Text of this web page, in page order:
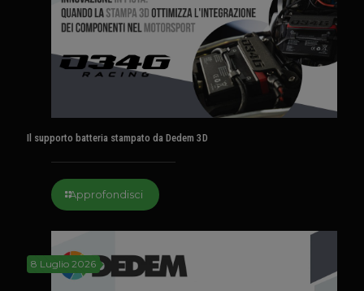
Il supporto batteria stampato da Dedem 3D
Approfondisci
8 Luglio 2026